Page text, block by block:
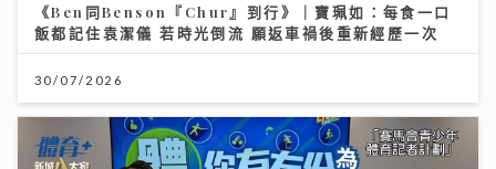
《Ben同Benson『Chur』到行》｜寶珮如：每食一口
飯都記住袁潔儀 若時光倒流 願返車禍後重新經歷一次
30/07/2026